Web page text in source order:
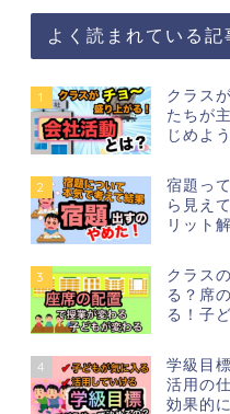
よく読まれている記
1
クラス
たちが
じめよ
2
宿題っ
ら見え
リット
3
クラス
る？席
る！子
4
学級目
活用の
効果的